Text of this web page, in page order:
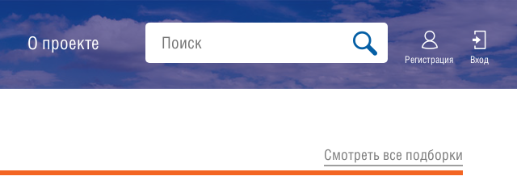
О проекте
Регистрация Вход
Cмотреть все подборки